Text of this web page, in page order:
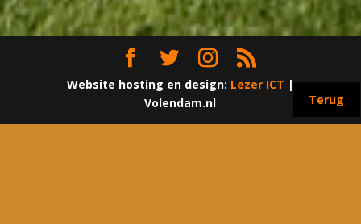
Terug
Website hosting en design: Lezer ICT |
Volendam.nl